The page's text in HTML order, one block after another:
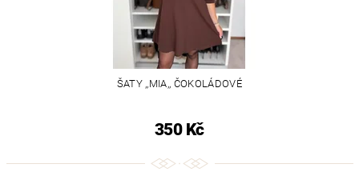
ŠATY ,,MIA,, ČOKOLÁDOVÉ
350 Kč